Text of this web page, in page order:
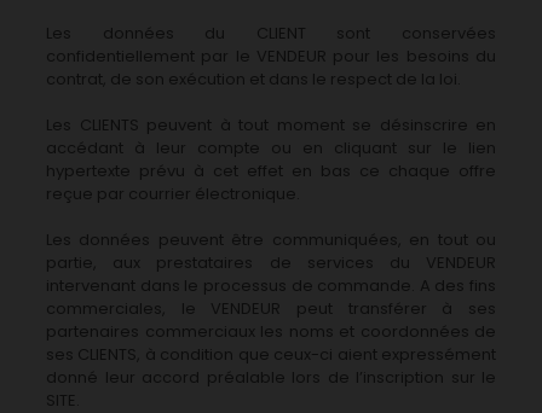
Les données du CLIENT sont conservées
confidentiellement par le VENDEUR pour les besoins du
contrat, de son exécution et dans le respect de la loi.
Les CLIENTS peuvent à tout moment se désinscrire en
accédant à leur compte ou en cliquant sur le lien
hypertexte prévu à cet effet en bas ce chaque offre
reçue par courrier électronique.
Les données peuvent être communiquées, en tout ou
partie, aux prestataires de services du VENDEUR
intervenant dans le processus de commande. A des fins
commerciales, le VENDEUR peut transférer à ses
partenaires commerciaux les noms et coordonnées de
ses CLIENTS, à condition que ceux-ci aient expressément
donné leur accord préalable lors de l’inscription sur le
SITE.